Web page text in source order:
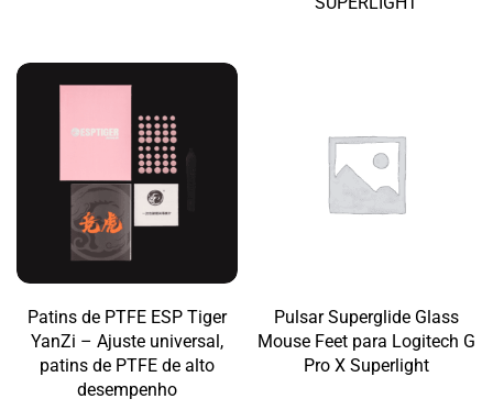
Patins de PTFE ESP Tiger
YanZi – Ajuste universal,
patins de PTFE de alto
desempenho
Pulsar Superglide Glass
Mouse Feet para Logitech G
Pro X Superlight